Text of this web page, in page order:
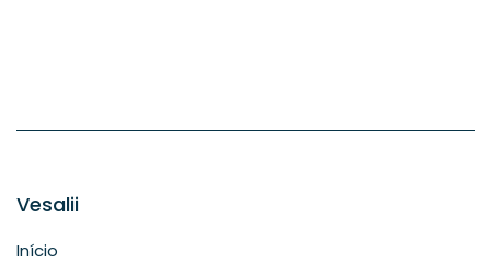
Vesalii
Início